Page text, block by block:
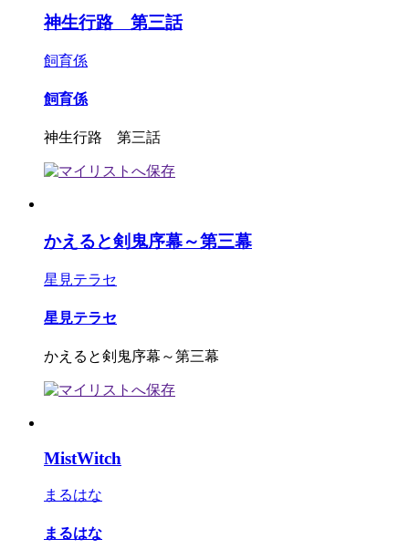
神生行路 第三話
飼育係
飼育係
神生行路 第三話
かえると剣鬼序幕～第三幕
星見テラセ
星見テラセ
かえると剣鬼序幕～第三幕
MistWitch
まるはな
まるはな